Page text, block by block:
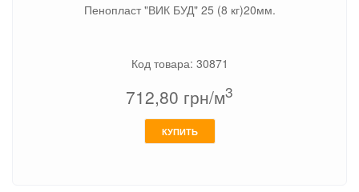
Пенопласт "ВИК БУД" 25 (8 кг)20мм.
Код товара: 30871
712,80 грн/м3
КУПИТЬ